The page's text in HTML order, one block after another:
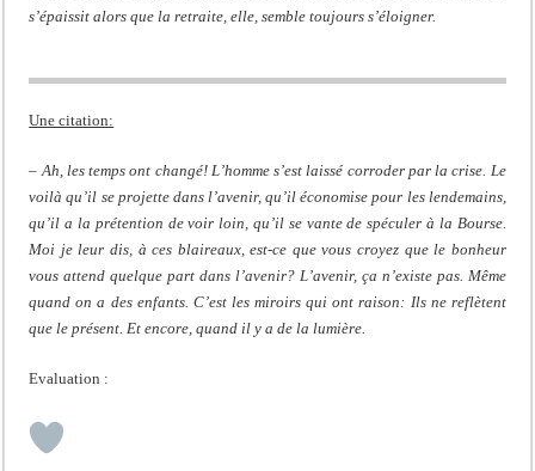
s’épaissit alors que la retraite, elle, semble toujours s’éloigner.
Une citation:
–Ah, les temps ont changé! L’homme s’est laissé corroder par la crise. Le
voilà qu’il se projette dans l’avenir, qu’il économise pour les lendemains,
qu’il a la prétention de voir loin, qu’il se vante de spéculer à la Bourse.
Moi je leur dis, à ces blaireaux, est-ce que vous croyez que le bonheur
vous attend quelque part dans l’avenir? L’avenir, ça n’existe pas. Même
quand on a des enfants. C’est les miroirs qui ont raison: Ils ne reflètent
que le présent. Et encore, quand il y a de la lumière.
Evaluation :